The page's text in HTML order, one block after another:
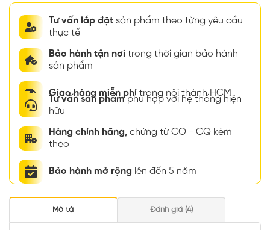
Tư vấn lắp đặt sản phẩm theo từng yêu cầu
thực tế
Bảo hành tận nơi trong thời gian bảo hành
sản phẩm
Giao hàng miễn phí trong nội thành HCM
Tư vấn sản phẩmphù hợp với hệ thống hiện
hữu
Hàng chính hãng, chứng từ CO - CQ kèm
theo
Bảo hành mở rộng lên đến 5 năm
Mô tả Đánh giá (4)